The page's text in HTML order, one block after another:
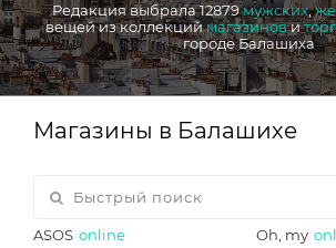
Редакция выбрала 12879мужских,
вещей из коллекциймагазинови
городе Балашиха
Магазины в Балашихе
ASOS online
Oh, my